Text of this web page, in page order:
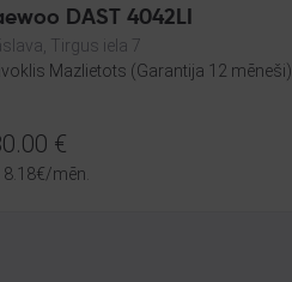
DAST 4042LI
Tirgus iela 7
Mazlietots (Garantija 12 mēneši)
€
8.18€/mēn.